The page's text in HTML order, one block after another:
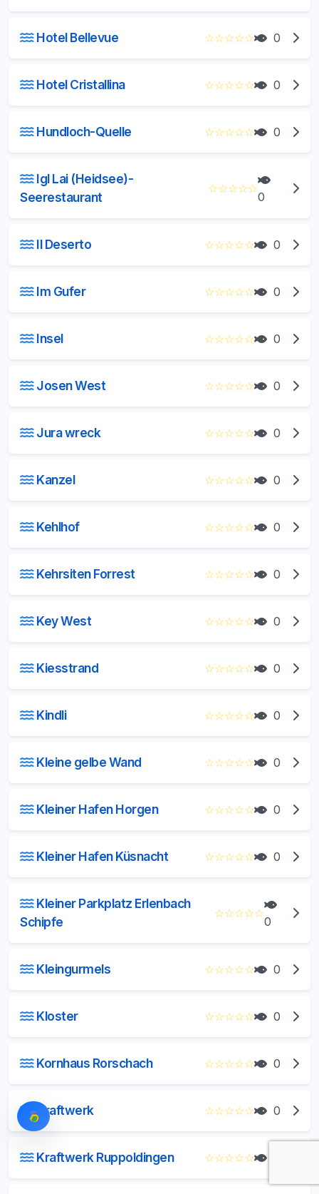
Hotel Bellevue ☆☆☆☆☆ 0
Hotel Cristallina ☆☆☆☆☆ 0
Hundloch-Quelle ☆☆☆☆☆ 0
Igl Lai (Heidsee)-
Seerestaurant
☆☆☆☆☆
0
Il Deserto ☆☆☆☆☆ 0
Im Gufer ☆☆☆☆☆ 0
Insel ☆☆☆☆☆ 0
Josen West ☆☆☆☆☆ 0
Jura wreck ☆☆☆☆☆ 0
Kanzel ☆☆☆☆☆ 0
Kehlhof ☆☆☆☆☆ 0
Kehrsiten Forrest ☆☆☆☆☆ 0
Key West ☆☆☆☆☆ 0
Kiesstrand ☆☆☆☆☆ 0
Kindli ☆☆☆☆☆ 0
Kleine gelbe Wand ☆☆☆☆☆ 0
Kleiner Hafen Horgen ☆☆☆☆☆ 0
Kleiner Hafen Küsnacht ☆☆☆☆☆ 0
Kleiner Parkplatz Erlenbach
Schipfe
☆☆☆☆☆
0
Kleingurmels ☆☆☆☆☆ 0
Kloster ☆☆☆☆☆ 0
Kornhaus Rorschach ☆☆☆☆☆ 0
Kraftwerk ☆☆☆☆☆ 0
Kraftwerk Ruppoldingen ☆☆☆☆☆